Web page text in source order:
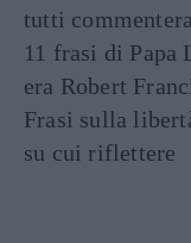
tutti
11 frasi di Papa
era Robert
Frasi sulla
su cui riflettere